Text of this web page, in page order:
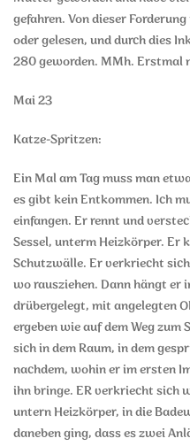
gefahren. Von dieser
oder gelesen, und durch dies
280 geworden. MMh. Erstmal
Mai 23
Katze-Spritzen:
Ein Mal am Tag muss man
es gibt kein Entkommen. Ich
einfangen. Er rennt und
Sessel, unterm Heizkörper. Er
Schutzwälle. Er verkriecht
wo rausziehen. Dann hängt er
drübergelegt, mit angelegten
ergeben wie auf dem Weg
sich in dem Raum, in dem
nachdem, wohin er im ersten
ihn bringe. ER verkriecht sich
untern Heizkörper, in die
daneben ging, dass es zwei